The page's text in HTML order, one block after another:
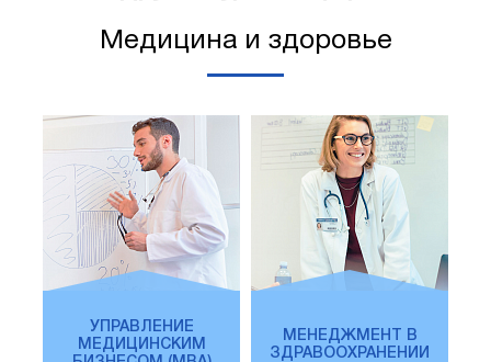
Медицина и здоровье
УПРАВЛЕНИЕ
МЕДИЦИНСКИМ
МЕНЕДЖМЕНТ В
ЗДРАВООХРАНЕНИИ